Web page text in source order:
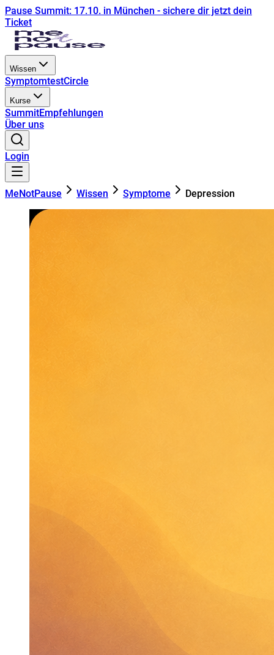
Pause Summit: 17.10. in München - sichere dir jetzt dein
Ticket
Wissen
SymptomtestCircle
Kurse
SummitEmpfehlungen
Über uns
Login
MeNotPause Wissen Symptome Depression